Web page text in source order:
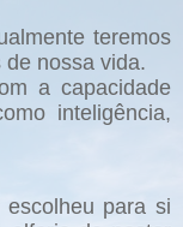
teremos
nossa vida.
a capacidade
inteligência,
para si